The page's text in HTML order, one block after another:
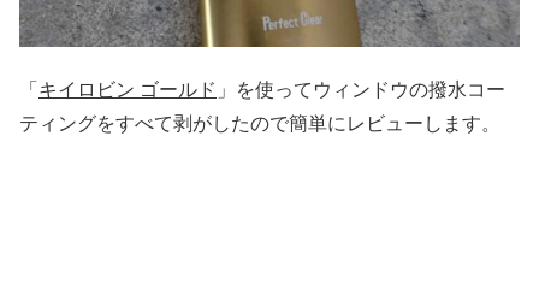
「 キイロビン ゴールド 」を使ってウィンドウの撥水コー
ティングをすべて剥がしたので簡単にレビューします。